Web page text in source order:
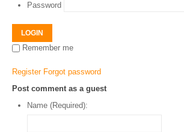
Password
LOGIN
Remember me
Register Forgot password
Post comment as a guest
Name (Required):